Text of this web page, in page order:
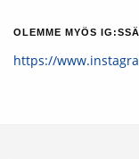
OLEMME MYÖS IG:SSÄ
https://